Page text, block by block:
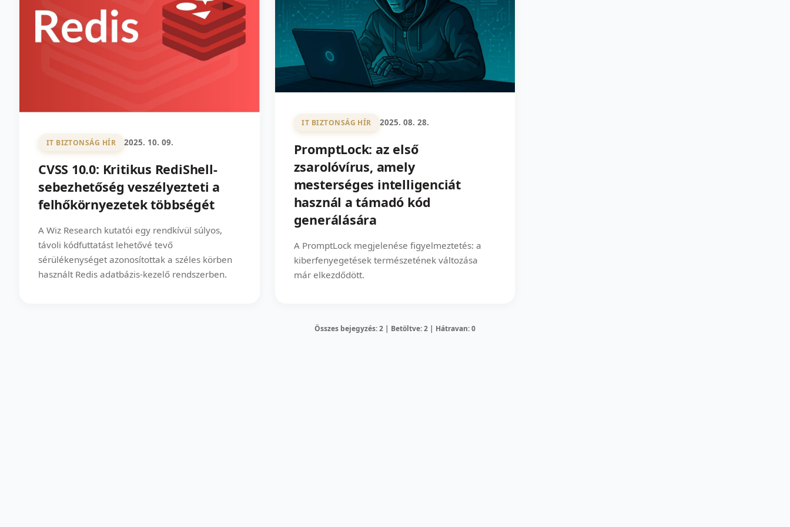
IT BIZTONSÁG HÍR 2025. 10. 09.
CVSS 10.0: Kritikus RediShell-
sebezhetőség veszélyezteti a
felhőkörnyezetek többségét
A Wiz Research kutatói egy rendkívül súlyos,
távoli kódfuttatást lehetővé tevő
sérülékenységet azonosítottak a széles körben
használt Redis adatbázis-kezelő rendszerben.
IT BIZTONSÁG HÍR 2025. 08. 28.
PromptLock: az első
zsarolóvírus, amely
mesterséges intelligenciát
használ a támadó kód
generálására
A PromptLock megjelenése figyelmeztetés: a
kiberfenyegetések természetének változása
már elkezdődött.
Összes bejegyzés: 2 | Betöltve: 2 | Hátravan: 0